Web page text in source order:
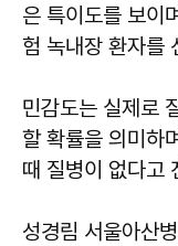
은 특이도를 보이
험 녹내장 환자를
민감도는 실제로
할 확률을 의미하
때 질병이 없다고
성경림 서울아산